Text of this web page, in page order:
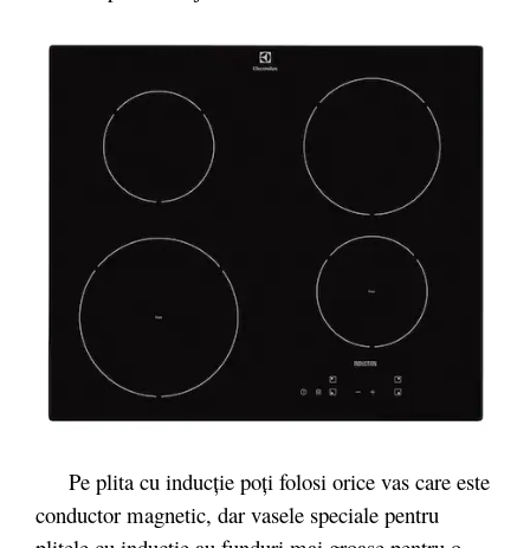
Pe plita cu inducție poți folosi orice vas care este
conductor magnetic, dar vasele speciale pentru